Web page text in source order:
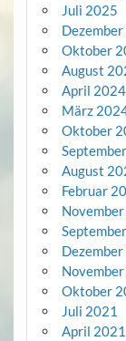
Juli 2025
Oktober
August
April 2024
März
Oktober
August
Februar
Oktober
Juli 2021
April 2021